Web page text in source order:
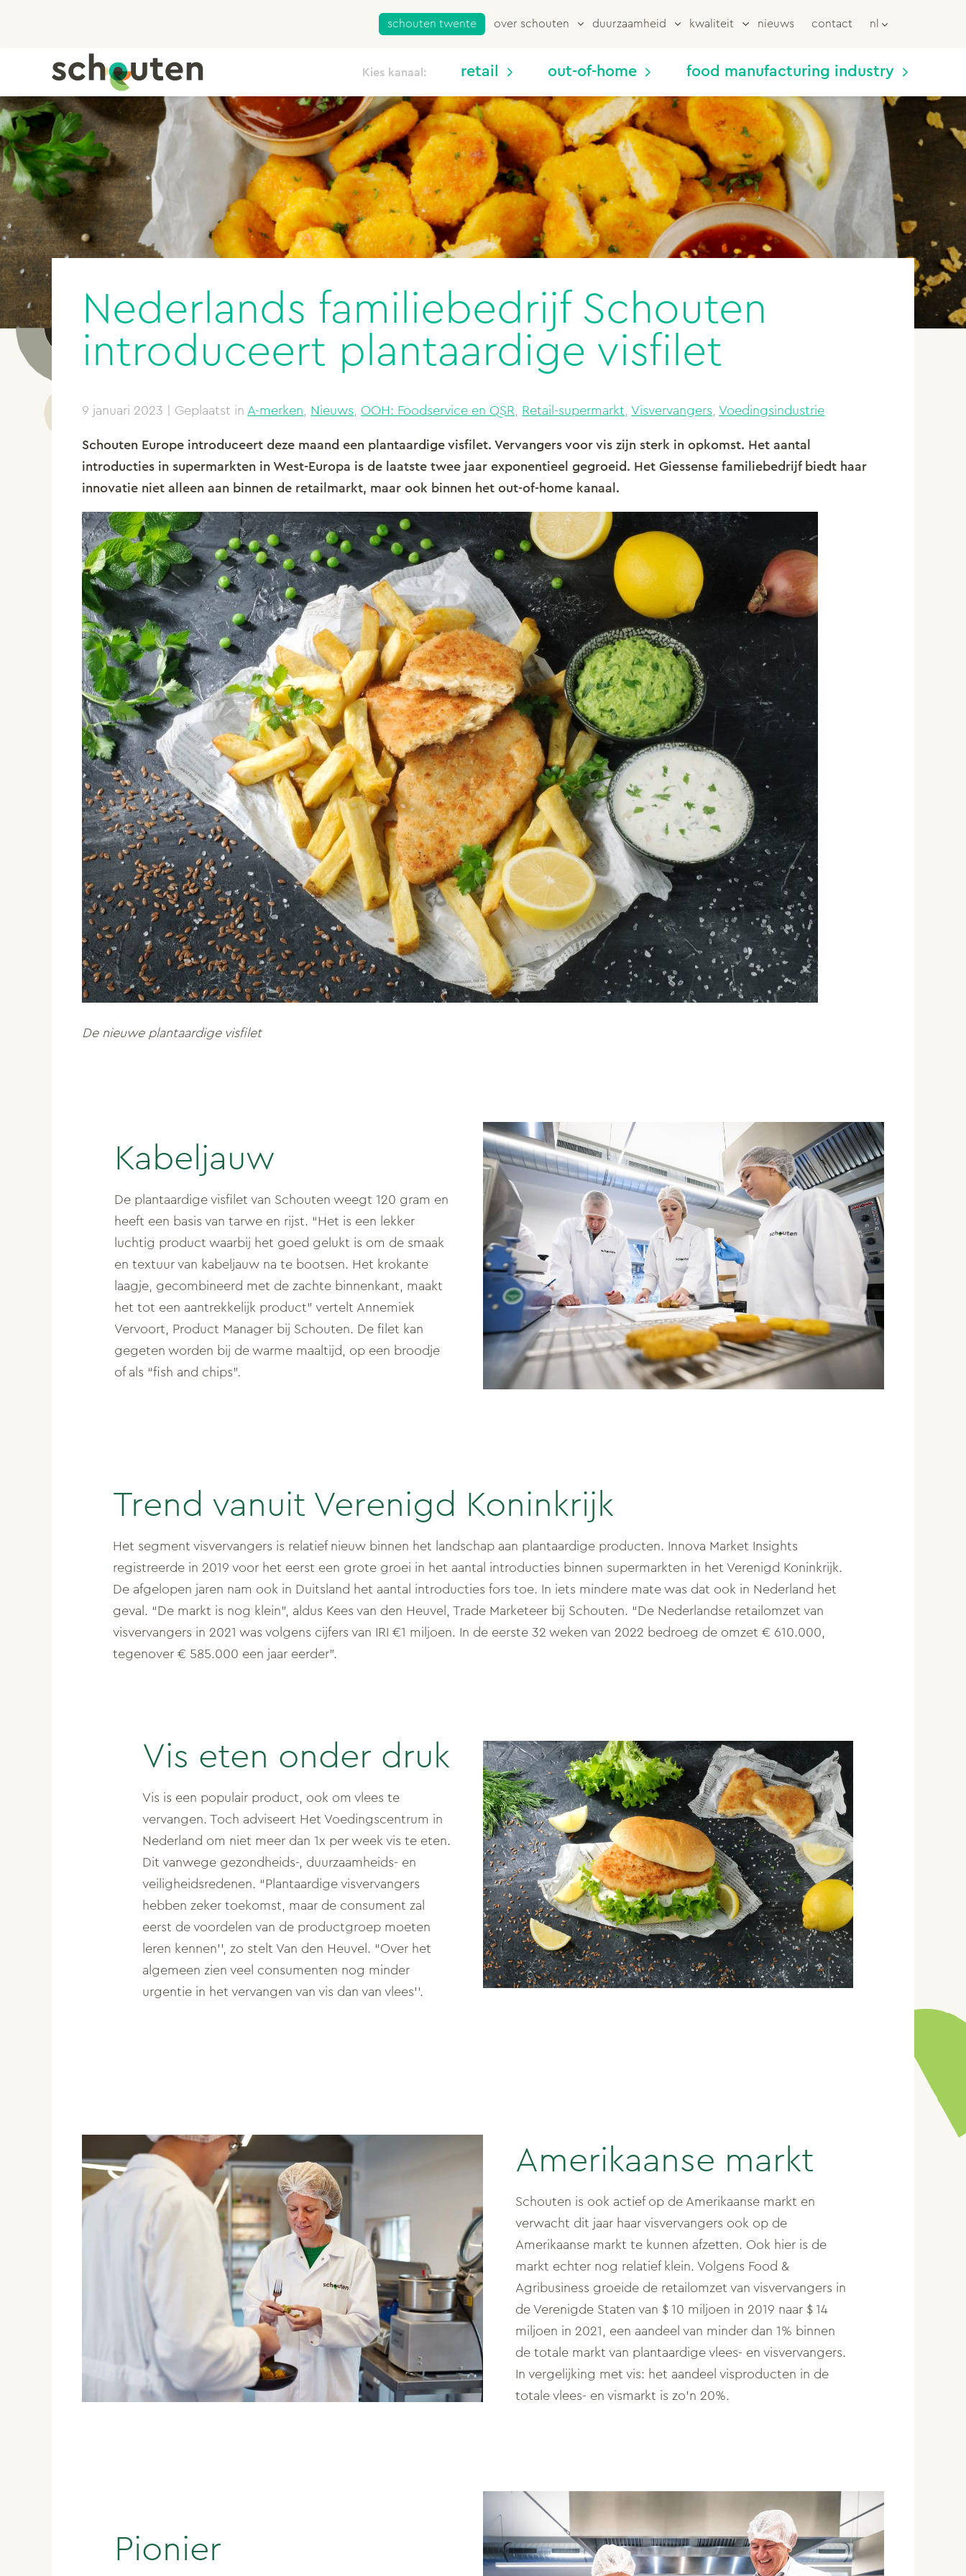
schouten twente over schouten duurzaamheid kwaliteit nieuws contact nl
Kies kanaal: retail out-of-home food manufacturing industry
Nederlands familiebedrijf Schouten
introduceert plantaardige visfilet
9 januari 2023 | Geplaatst in A-merken Nieuws OOH: Foodservice en QSR Retail-supermarkt ,Visvervangers ,Voedingsindustrie
Schouten Europe introduceert deze maand een plantaardige visfilet. Vervangers voor vis zijn sterk in opkomst. Het aantal
introducties in supermarkten in West-Europa is de laatste twee jaar exponentieel gegroeid. Het Giessense familiebedrijf biedt haar
innovatie niet alleen aan binnen de retailmarkt, maar ook binnen het out-of-home kanaal.
De nieuwe plantaardige visfilet
Kabeljauw
De plantaardige visfilet van Schouten weegt 120 gram en
heeft een basis van tarwe en rijst. “Het is een lekker
luchtig product waarbij het goed gelukt is om de smaak
en textuur van kabeljauw na te bootsen. Het krokante
laagje, gecombineerd met de zachte binnenkant, maakt
het tot een aantrekkelijk product” vertelt Annemiek
Vervoort, Product Manager bij Schouten. De filet kan
gegeten worden bij de warme maaltijd, op een broodje
of als “fish and chips”.
Trend vanuit Verenigd Koninkrijk
Het segment visvervangers is relatief nieuw binnen het landschap aan plantaardige producten. Innova Market Insights
registreerde in 2019 voor het eerst een grote groei in het aantal introducties binnen supermarkten in het Verenigd Koninkrijk.
De afgelopen jaren nam ook in Duitsland het aantal introducties fors toe. In iets mindere mate was dat ook in Nederland het
geval. “De markt is nog klein”, aldus Kees van den Heuvel, Trade Marketeer bij Schouten. “De Nederlandse retailomzet van
visvervangers in 2021 was volgens cijfers van IRI €1 miljoen. In de eerste 32 weken van 2022 bedroeg de omzet € 610.000,
tegenover € 585.000 een jaar eerder”.
Vis eten onder druk
Vis is een populair product, ook om vlees te
vervangen. Toch adviseert Het Voedingscentrum in
Nederland om niet meer dan 1x per week vis te eten.
Dit vanwege gezondheids-, duurzaamheids- en
veiligheidsredenen. “Plantaardige visvervangers
hebben zeker toekomst, maar de consument zal
eerst de voordelen van de productgroep moeten
leren kennen’’, zo stelt Van den Heuvel. “Over het
algemeen zien veel consumenten nog minder
urgentie in het vervangen van vis dan van vlees’’.
Amerikaanse markt
Schouten is ook actief op de Amerikaanse markt en
verwacht dit jaar haar visvervangers ook op de
Amerikaanse markt te kunnen afzetten. Ook hier is de
markt echter nog relatief klein. Volgens Food &
Agribusiness groeide de retailomzet van visvervangers in
de Verenigde Staten van $ 10 miljoen in 2019 naar $ 14
miljoen in 2021, een aandeel van minder dan 1% binnen
de totale markt van plantaardige vlees- en visvervangers.
In vergelijking met vis: het aandeel visproducten in de
totale vlees- en vismarkt is zo’n 20%.
Pionier